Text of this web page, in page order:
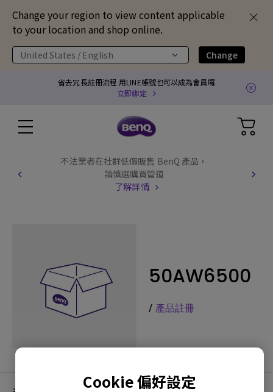
Change your region to view content applicable
to your location and shop online.
United States / English Change
Cookie 偏好設定
省去冗長註冊流程 用LINE帳號也可以成為會員囉
立即綁定
不法業者在社群低價販售 BenQ 產品，
請慎選購買管道
了解詳情
50AW6500
/ 產品註冊